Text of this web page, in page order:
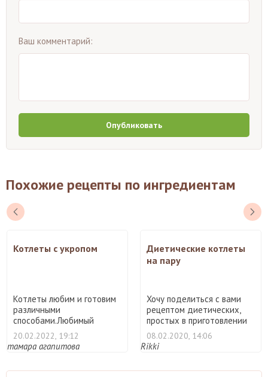
Ваш комментарий:
Опубликовать
Похожие рецепты по ингредиентам
Котлеты с укропом
Котлеты любим и готовим
различными
способами.Любимый
вариант моей се ...
20.02.2022, 19:12
тамара агапитова
Диетические котлеты
на пару
Хочу поделиться с вами
рецептом диетических,
простых в приготовлении
...
08.02.2020, 14:06
Rikki